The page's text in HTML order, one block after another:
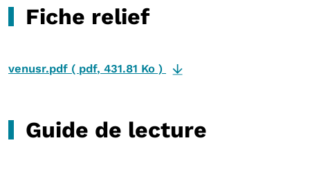
Fiche relief
venusr.pdf ( pdf, 431.81 Ko )
Guide de lecture